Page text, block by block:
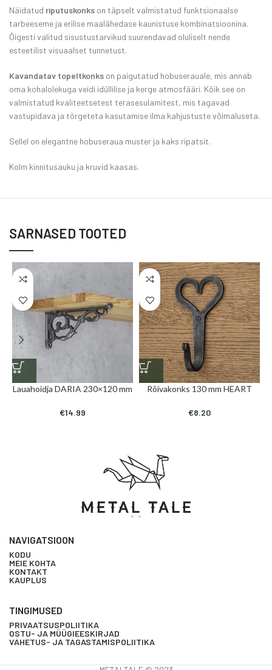
Näidatud riputuskonks on täpselt valmistatud funktsionaalse
tarbeeseme ja erilise maalähedase kaunistuse kombinatsioonina.
Õigesti valitud sisustustarvikud suurendavad oluliselt nende
esteetilist visuaalset tunnetust.
Kavandatav topeltkonks on paigutatud hobuserauale, mis annab
oma kohalolekuga veidi idüllilise ja kerge atmosfääri. Kõik see on
valmistatud kvaliteetsetest terasesulamitest, mis tagavad
vastupidava ja tõrgeteta kasutamise ilma kahjustuste võimaluseta.
Sellel on elegantne hobuseraua muster ja kaks ripatsit.
Kolm kinnitusauku ja kruvid kaasas.
SARNASED TOOTED
Lauahoidja DARIA 230×120 mm
€14.99
Rõivakonks 130 mm HEART
€8.20
NAVIGATSIOON
KODU
MEIE KOHTA
KONTAKT
KAUPLUS
TINGIMUSED
PRIVAATSUSPOLIITIKA
OSTU- JA MÜÜGIEESKIRJAD
VAHETUS- JA TAGASTAMISPOLIITIKA